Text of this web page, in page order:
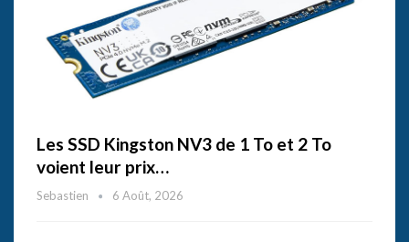
Les SSD Kingston NV3 de 1 To et 2 To
voient leur prix…
Sebastien 6 Août, 2026